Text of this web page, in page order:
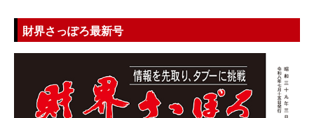
財界さっぽろ最新号